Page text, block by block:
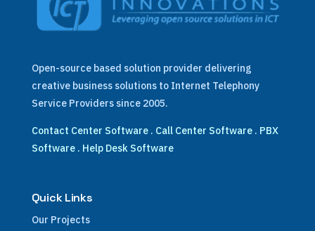
Open-source based solution provider delivering
creative business solutions to Internet Telephony
Service Providers since 2005.
Contact Center Software. Call Center Software. PBX
Software. Help Desk Software
Quick Links
Our Projects